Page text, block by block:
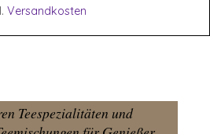
Versandkosten
Teespezialitäten und